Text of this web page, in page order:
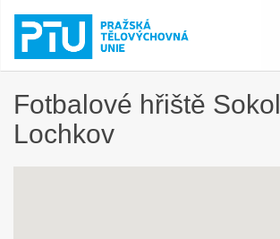
Fotbalové hřiště Sokol
Lochkov